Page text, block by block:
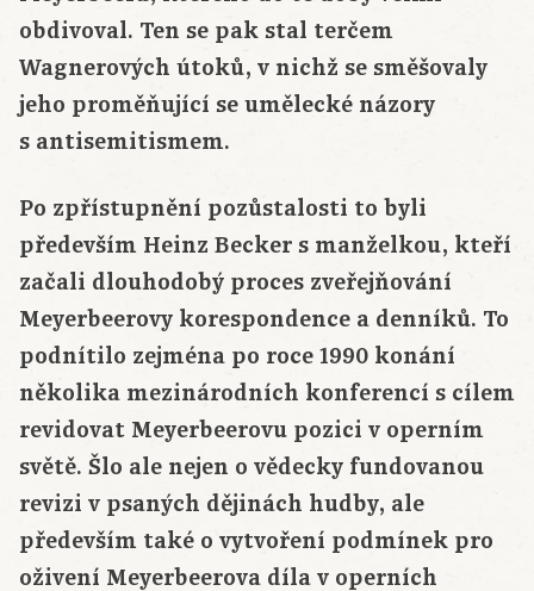
obdivoval. Ten se pak stal terčem
Wagnerových útoků, v nichž se směšovaly
jeho proměňující se umělecké názory
s antisemitismem.
Po zpřístupnění pozůstalosti to byli
především Heinz Becker s manželkou, kteří
začali dlouhodobý proces zveřejňování
Meyerbeerovy korespondence a denníků. To
podnítilo zejména po roce 1990 konání
několika mezinárodních konferencí s cílem
revidovat Meyerbeerovu pozici v operním
světě. Šlo ale nejen o vědecky fundovanou
revizi v psaných dějinách hudby, ale
především také o vytvoření podmínek pro
oživení Meyerbeerova díla v operních